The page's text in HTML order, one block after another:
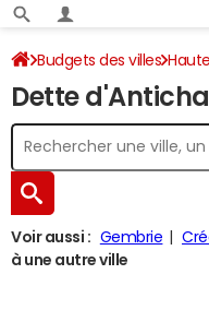
Budgets des villes
Dette au 31/12/2024
Dette
Voir aussi : Gembrie
à une autre ville